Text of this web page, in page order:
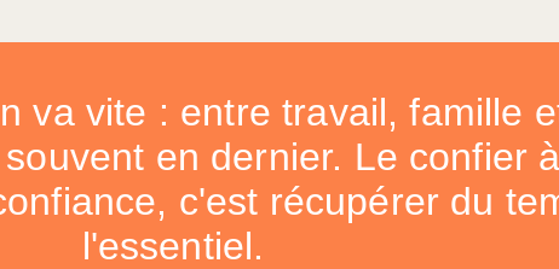
va vite : entre travail, famille
en dernier. Le confier
c'est récupérer du
l'essentiel.